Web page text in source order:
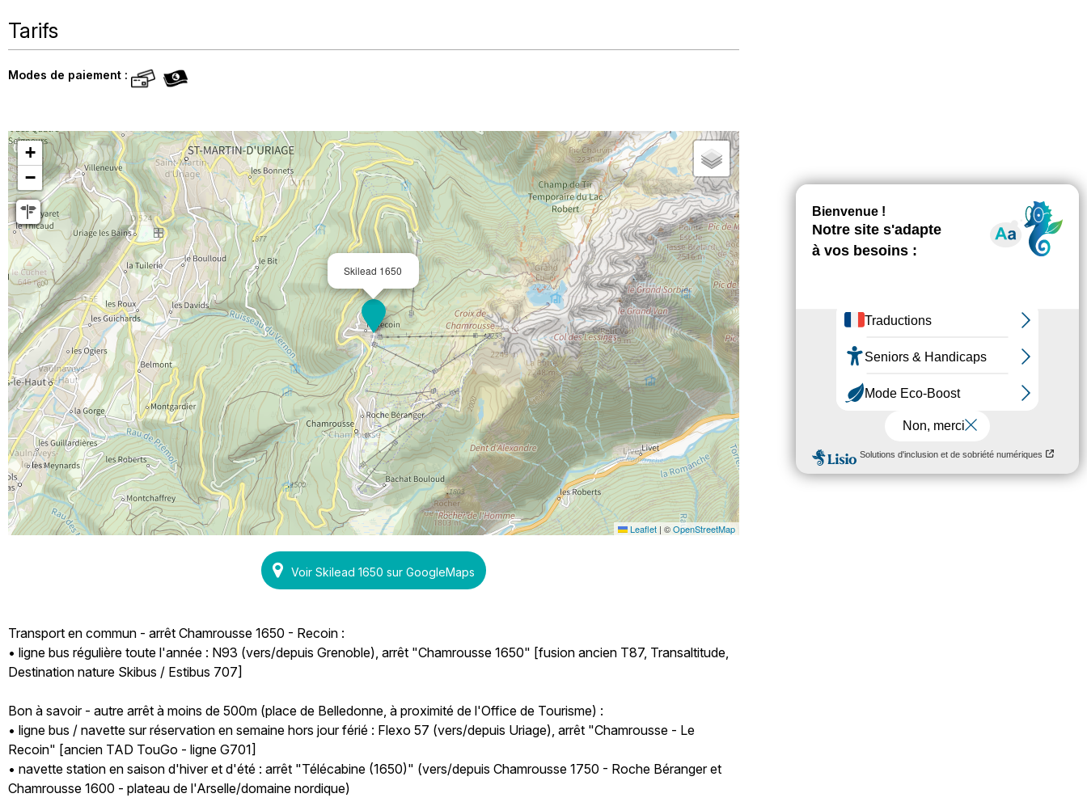
Tarifs
Modes de paiement :
Skilead 1650
+
−
Leaflet | ©OpenStreetMap
Voir Skilead 1650 sur GoogleMaps
Transport en commun - arrêt Chamrousse 1650 - Recoin :
• ligne bus régulière toute l'année : N93 (vers/depuis Grenoble), arrêt "Chamrousse 1650" [fusion ancien T87, Transaltitude,
Destination nature Skibus / Estibus 707]
Bon à savoir - autre arrêt à moins de 500m (place de Belledonne, à proximité de l'Office de Tourisme) :
• ligne bus / navette sur réservation en semaine hors jour férié : Flexo 57 (vers/depuis Uriage), arrêt "Chamrousse - Le
Recoin" [ancien TAD TouGo - ligne G701]
• navette station en saison d'hiver et d'été : arrêt "Télécabine (1650)" (vers/depuis Chamrousse 1750 - Roche Béranger et
Chamrousse 1600 - plateau de l'Arselle/domaine nordique)